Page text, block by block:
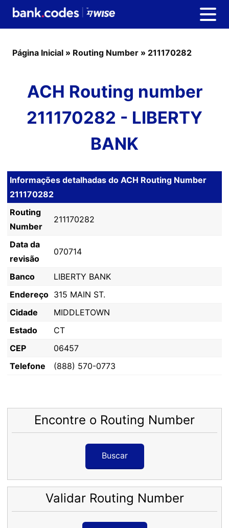
Página Inicial » Routing Number » 211170282
ACH Routing number
211170282 - LIBERTY
BANK
Informações detalhadas do ACH Routing Number
211170282
Routing
Number
211170282
Data da
revisão
070714
Banco
LIBERTY BANK
Endereço 315 MAIN ST.
Cidade
MIDDLETOWN
Estado
CT
CEP
06457
Telefone
(888) 570-0773
Encontre o Routing Number
Buscar
Validar Routing Number